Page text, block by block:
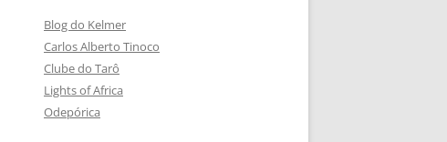
Blog do Kelmer
Carlos Alberto Tinoco
Clube do Tarô
Lights of Africa
Odepórica